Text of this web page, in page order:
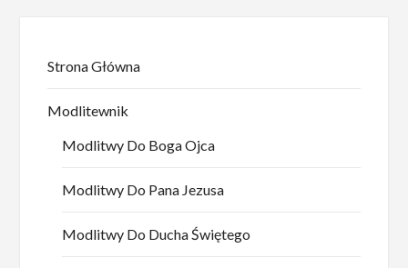
Strona Główna
Modlitewnik
Modlitwy Do Boga Ojca
Modlitwy Do Pana Jezusa
Modlitwy Do Ducha Świętego